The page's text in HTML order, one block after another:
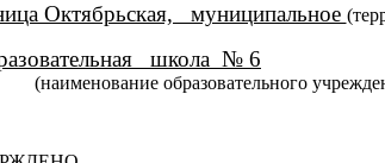
Октябрьская, муниципальное
школа № 6
(наименование образовательного